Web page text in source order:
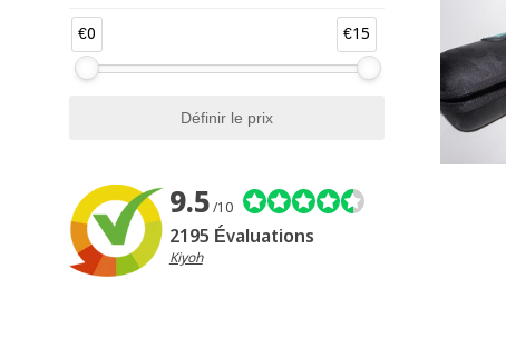
€0 €15
9.5/10
2195 Évaluations
Kiyoh